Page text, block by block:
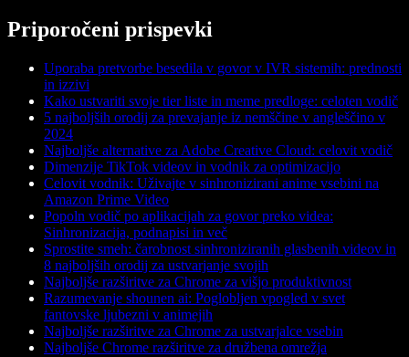
Priporočeni prispevki
Uporaba pretvorbe besedila v govor v IVR sistemih: prednosti
in izzivi
Kako ustvariti svoje tier liste in meme predloge: celoten vodič
5 najboljših orodij za prevajanje iz nemščine v angleščino v
2024
Najboljše alternative za Adobe Creative Cloud: celovit vodič
Dimenzije TikTok videov in vodnik za optimizacijo
Celovit vodnik: Uživajte v sinhronizirani anime vsebini na
Amazon Prime Video
Popoln vodič po aplikacijah za govor preko videa:
Sinhronizacija, podnapisi in več
Sprostite smeh: čarobnost sinhroniziranih glasbenih videov in
8 najboljših orodij za ustvarjanje svojih
Najboljše razširitve za Chrome za višjo produktivnost
Razumevanje shounen ai: Poglobljen vpogled v svet
fantovske ljubezni v animejih
Najboljše razširitve za Chrome za ustvarjalce vsebin
Najboljše Chrome razširitve za družbena omrežja